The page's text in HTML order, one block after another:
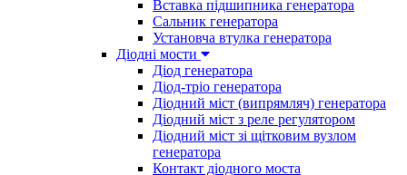
Вставка підшипника генератора
Сальник генератора
Установча втулка генератора
Діодні мости
Діод генератора
Діод-тріо генератора
Діодний міст (випрямляч) генератора
Діодний міст з реле регулятором
Діодний міст зі щітковим вузлом
генератора
Контакт діодного моста